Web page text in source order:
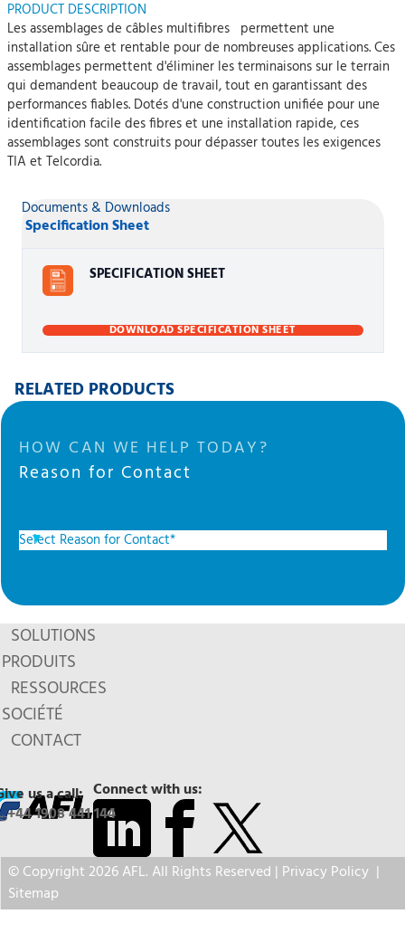
PRODUCT DESCRIPTION
Les assemblages de câbles multifibres permettent une
installation sûre et rentable pour de nombreuses applications. Ces
assemblages permettent d'éliminer les terminaisons sur le terrain
qui demandent beaucoup de travail, tout en garantissant des
performances fiables. Dotés d'une construction unifiée pour une
identification facile des fibres et une installation rapide, ces
assemblages sont construits pour dépasser toutes les exigences
TIA et Telcordia.
Documents & Downloads
Specification Sheet
SPECIFICATION SHEET
DOWNLOAD SPECIFICATION SHEET
RELATED PRODUCTS
HOW CAN WE HELP TODAY?
Reason for Contact
SOLUTIONS
PRODUITS
RESSOURCES
SOCIÉTÉ
CONTACT
Connect with us:
us a call:
+44 1908 441 144
© Copyright 2026 AFL. All Rights Reserved | Privacy Policy |
Sitemap